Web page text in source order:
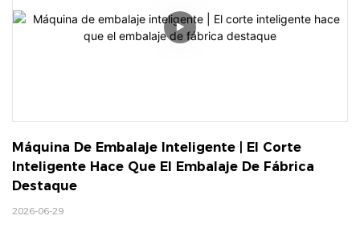
Máquina De Embalaje Inteligente | El Corte
Inteligente Hace Que El Embalaje De Fábrica
Destaque
2026-06-29